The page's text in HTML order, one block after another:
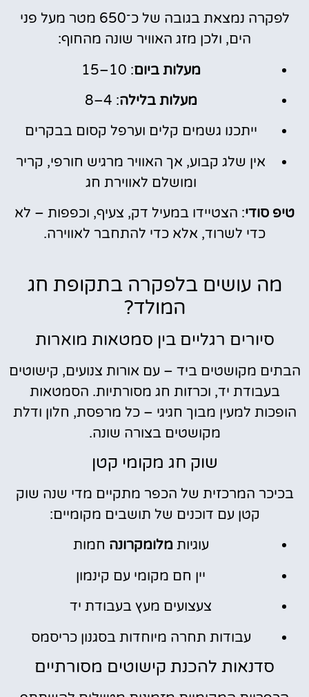
לפקרה נמצאת בגובה של כ־650 מטר מעל פני
הים, ולכן מזג האוויר שונה מהחוף:
מעלות ביום: 10–15
מעלות בלילה: 4–8
ייתכנו גשמים קלים וערפל קסום בבקרים
אין שלג קבוע, אך האוויר מרגיש חורפי, קריר
ומושלם לאווירת חג
טיפ סודי: הצטיידו במעיל דק, צעיף, וכפפות – לא
כדי לשרוד, אלא כדי להתחבר לאווירה.
מה עושים בלפקרה בתקופת חג
המולד?
סיורים רגליים בין סמטאות מוארות
הבתים מקושטים ביד – עם אורות צנועים, קישוטים
בעבודת יד, וכרזות חג מסורתיות. הסמטאות
הופכות למעין מבוך חגיגי – כל מרפסת, חלון ודלת
מקושטים בצורה שונה.
שוק חג מקומי קטן
בכיכר המרכזית של הכפר מתקיים מדי שנה שוק
קטן עם דוכנים של תושבים מקומיים:
עוגיות מלומקרונה חמות
יין חם מקומי עם קינמון
צעצועים מעץ בעבודת יד
עבודות תחרה מיוחדות בסגנון כריסמס
סדנאות להכנת קישוטים מסורתיים